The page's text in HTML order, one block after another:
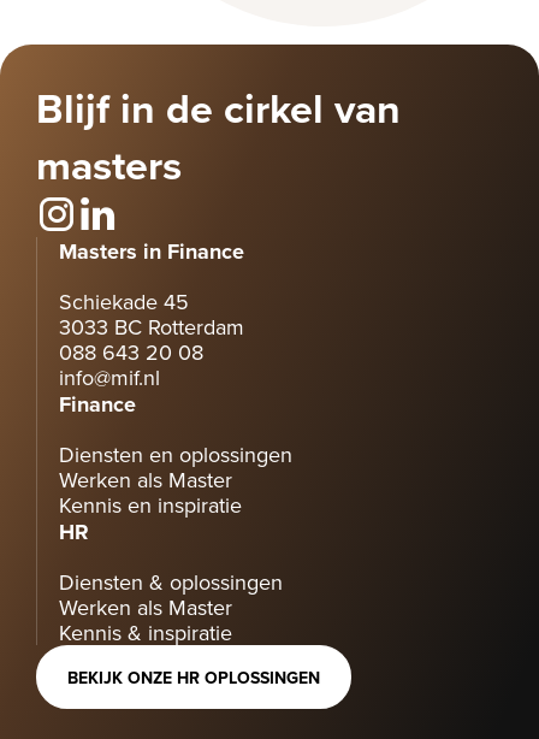
Blijf in de cirkel van
masters
Masters in Finance
Schiekade 45
3033 BC Rotterdam
088 643 20 08
info@mif.nl
Finance
Diensten en oplossingen
Werken als Master
Kennis en inspiratie
HR
Diensten & oplossingen
Werken als Master
Kennis & inspiratie
BEKIJK ONZE HR OPLOSSINGEN